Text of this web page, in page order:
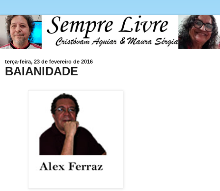
terça-feira, 23 de fevereiro de 2016
BAIANIDADE